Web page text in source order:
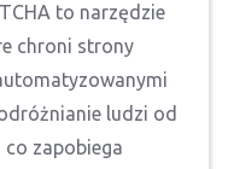
to narzędzie
chroni strony
ludzi od
zapobiega